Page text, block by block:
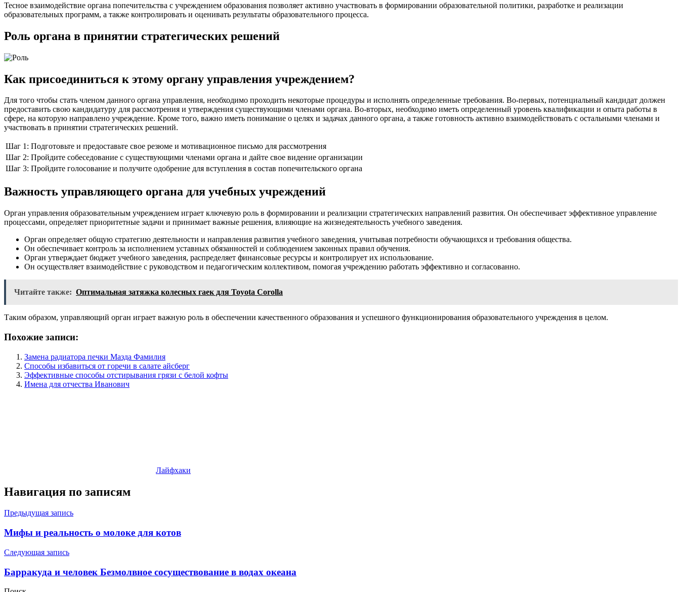
Тесное взаимодействие органа попечительства с учреждением образования позволяет активно участвовать в формировании образовательной политики, разработке и реализации
образовательных программ, а также контролировать и оценивать результаты образовательного процесса.
Роль органа в принятии стратегических решений
Как присоединиться к этому органу управления учреждением?
Для того чтобы стать членом данного органа управления, необходимо проходить некоторые процедуры и исполнять определенные требования. Во-первых, потенциальный кандидат должен
предоставить свою кандидатуру для рассмотрения и утверждения существующими членами органа. Во-вторых, необходимо иметь определенный уровень квалификации и опыта работы в
сфере, на которую направлено учреждение. Кроме того, важно иметь понимание о целях и задачах данного органа, а также готовность активно взаимодействовать с остальными членами и
участвовать в принятии стратегических решений.
Шаг 1: Подготовьте и предоставьте свое резюме и мотивационное письмо для рассмотрения
Шаг 2: Пройдите собеседование с существующими членами органа и дайте свое видение организации
Шаг 3: Пройдите голосование и получите одобрение для вступления в состав попечительского органа
Важность управляющего органа для учебных учреждений
Орган управления образовательным учреждением играет ключевую роль в формировании и реализации стратегических направлений развития. Он обеспечивает эффективное управление
процессами, определяет приоритетные задачи и принимает важные решения, влияющие на жизнедеятельность учебного заведения.
Орган определяет общую стратегию деятельности и направления развития учебного заведения, учитывая потребности обучающихся и требования общества.
Он обеспечивает контроль за исполнением уставных обязанностей и соблюдением законных правил обучения.
Орган утверждает бюджет учебного заведения, распределяет финансовые ресурсы и контролирует их использование.
Он осуществляет взаимодействие с руководством и педагогическим коллективом, помогая учреждению работать эффективно и согласованно.
Читайте также: Оптимальная затяжка колесных гаек для Toyota Corolla
Таким образом, управляющий орган играет важную роль в обеспечении качественного образования и успешного функционирования образовательного учреждения в целом.
Похожие записи:
Замена радиатора печки Мазда Фамилия
Способы избавиться от горечи в салате айсберг
Эффективные способы отстирывания грязи с белой кофты
Имена для отчества Иванович
Лайфхаки
Навигация по записям
Предыдущая запись
Мифы и реальность о молоке для котов
Следующая запись
Барракуда и человек Безмолвное сосуществование в водах океана